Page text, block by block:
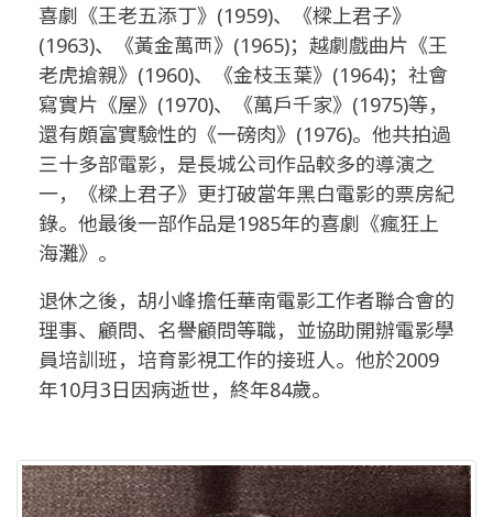
喜劇《王老五添丁》(1959)、《樑上君子》
(1963)、《黃金萬襾》(1965)；越劇戲曲片《王
老虎搶親》(1960)、《金枝玉葉》(1964)；社會
寫實片《屋》(1970)、《萬戶千家》(1975)等，
還有頗富實驗性的《一磅肉》(1976)。他共拍過
三十多部電影，是長城公司作品較多的導演之
一，《樑上君子》更打破當年黑白電影的票房紀
錄。他最後一部作品是1985年的喜劇《瘋狂上
海灘》。
退休之後，胡小峰擔任華南電影工作者聯合會的
理事、顧問、名譽顧問等職，並協助開辦電影學
員培訓班，培育影視工作的接班人。他於2009
年10月3日因病逝世，終年84歲。